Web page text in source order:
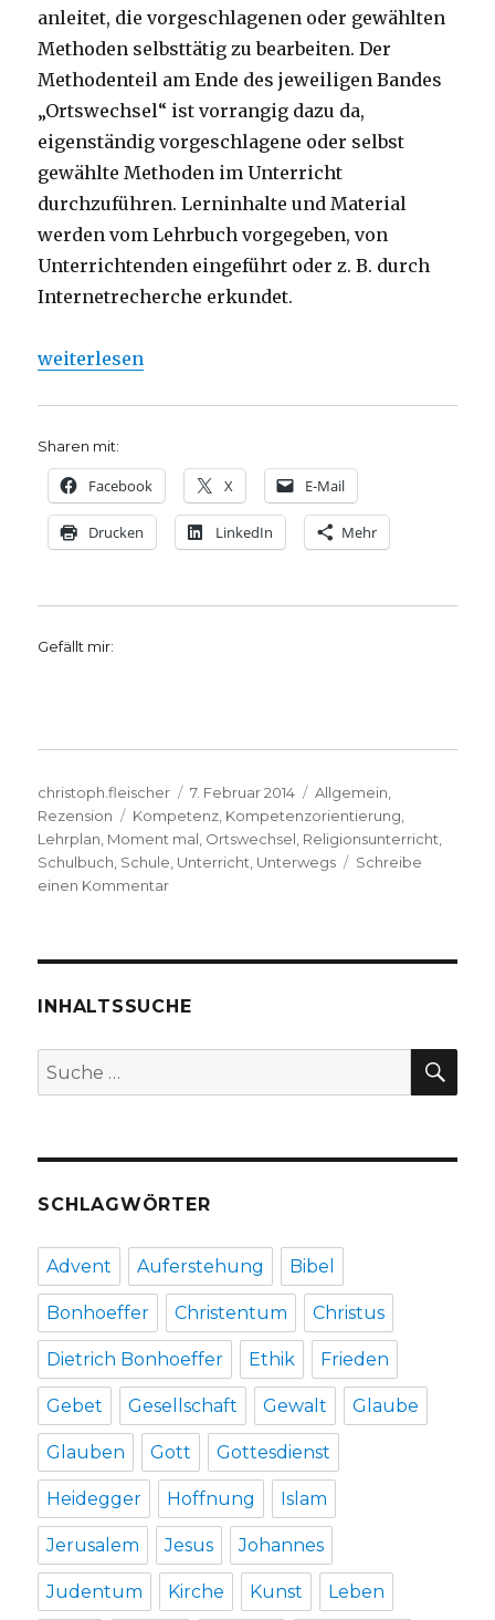
anleitet, die vorgeschlagenen oder gewählten
Methoden selbsttätig zu bearbeiten. Der
Methodenteil am Ende des jeweiligen Bandes
„Ortswechsel“ ist vorrangig dazu da,
eigenständig vorgeschlagene oder selbst
gewählte Methoden im Unterricht
durchzuführen. Lerninhalte und Material
werden vom Lehrbuch vorgegeben, von
Unterrichtenden eingeführt oder z. B. durch
Internetrecherche erkundet.
„Religion im Wechsel der Zeit, Rezension von
weiterlesen
Sharen mit:
Facebook X E-Mail
Drucken LinkedIn Mehr
Gefällt mir:
Autor
christoph.fleischer
Veröffentlicht
am
7. Februar 2014 Kategorien
Allgemein
Rezension
Schlagwörter
Kompetenz Kompetenzorientierung
Lehrplan Moment mal Ortswechsel Religionsunterricht
Schulbuch Schule Unterricht Unterwegs
Schreibe
einen Kommentarzu
Zeit,
von
Fleischer,
INHALTSSUCHE
Suche
nach:
SCHLAGWÖRTER
Advent Auferstehung Bibel
Bonhoeffer Christentum Christus
Dietrich Bonhoeffer Ethik Frieden
Gebet Gesellschaft Gewalt Glaube
Glauben Gott Gottesdienst
Heidegger Hoffnung Islam
Jerusalem Jesus Johannes
Judentum Kirche Kunst Leben